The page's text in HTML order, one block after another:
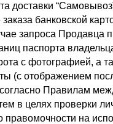
доставки
банковской
запроса Продавца
паспорта
с фотографией, а
(с отображением
Правилам
в целях проверки
правомочности на